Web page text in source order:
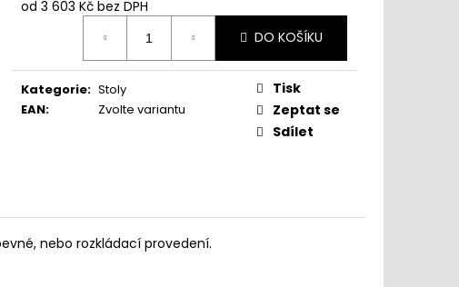
od 3 603 Kč bez DPH
DO KOŠÍKU
Kategorie: Stoly
EAN: Zvolte variantu
Tisk
Zeptat se
Sdílet
nebo rozkládací provedení.
www.sedimdobre.cz - Chat
Sedimdobre podpora